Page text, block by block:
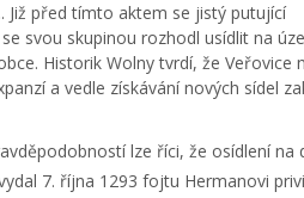
Již před tímto aktem se jistý putující
svou skupinou rozhodl usídlit na
Historik Wolny tvrdí, že
a vedle získávání nových sídel
lze říci, že osídlení
7. října 1293 fojtu Hermanovi